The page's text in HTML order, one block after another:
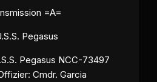
=A=
Pegasus
Pegasus NCC-73497
Cmdr. Garcia